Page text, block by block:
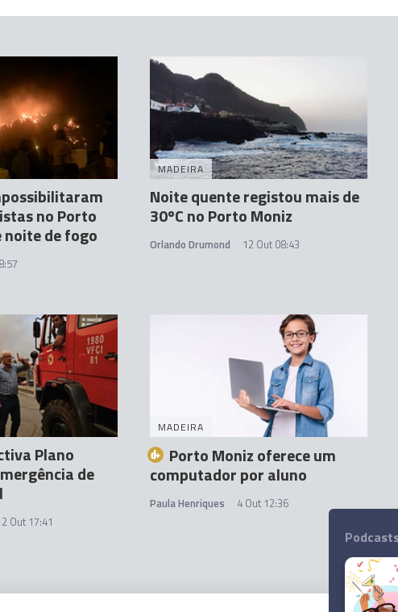
no Porto
de fogo
MADEIRA
Noite quente registou mais de
30ºC no Porto Moniz
Orlando Drumond 12 Out 08:43
Plano
de
Out 17:41
MADEIRA
Porto Moniz oferece um
computador por aluno
Paula Henriques 4 Out 12:36